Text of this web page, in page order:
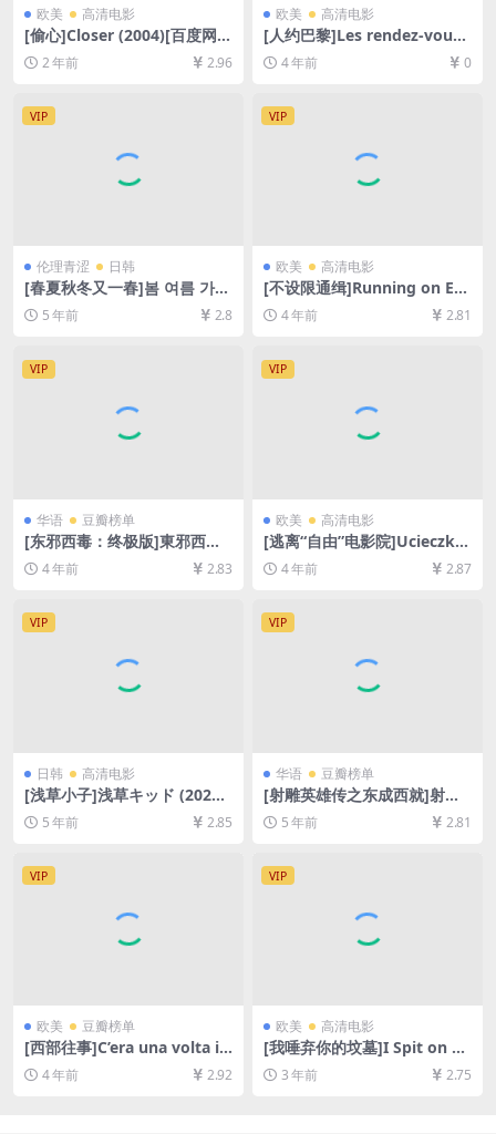
欧美 高清电影
[偷心]Closer (2004)[百度网盘
+夸克网盘1080P超清未删减
资源][网盘在线播放/下载][MP
2 年前 2.96
欧美 高清电影
[人约巴黎]Les rendez-vous
de Paris (1995)[百度网盘+迅
雷云盘资源1080P超清][MP4/
4 年前 0
VIP
伦理青涩 日韩
[春夏秋冬又一春]봄 여름 가을
겨울 그리고 봄 (2003)[百度网
盘+迅雷云盘资源1080P超清
未删减][MP4/6.4GB][韩语中
字]
5 年前 2.8
VIP
欧美 高清电影
[不设限通缉]Running on Em
pty (1988)[百度网盘+迅雷云
盘资源1080P超清未删减][MP
4/7.3GB][中英字幕]
4 年前 2.81
VIP
华语 豆瓣榜单
[东邪西毒：终极版]東邪西毒
終極版 (2008)[百度网盘+迅雷
云盘资源1080P超清未删减]
[MP4/6.7GB][粤语中字]
4 年前 2.83
VIP
欧美 高清电影
[逃离“自由”电影院]Ucieczka
z kina ‘Wolność’ (1990)[百
度网盘+迅雷云盘资源1080P
超清未删减][MP4/5.2GB][中
文字幕]
4 年前 2.87
VIP
日韩 高清电影
[浅草小子]浅草キッド (2021)
[百度网盘+迅雷云盘资源1080
P超清未删减][MP4/8.0GB][日
5 年前 2.85
VIP
华语 豆瓣榜单
[射雕英雄传之东成西就]射鵰
英雄傳之東成西就 (1993)[百
度网盘+迅雷云盘资源1080P
语中字]
5 年前 2.81
VIP
欧美 豆瓣榜单
[西部往事]C’era una volta il
West (1968)[百度网盘+迅雷
云盘资源1080P超清未删减]
4 年前 2.92
VIP
欧美 高清电影
[我唾弃你的坟墓]I Spit on Yo
ur Grave (1978)[百度网盘+迅
雷云盘资源1080P超清未删减]
3 年前 2.75